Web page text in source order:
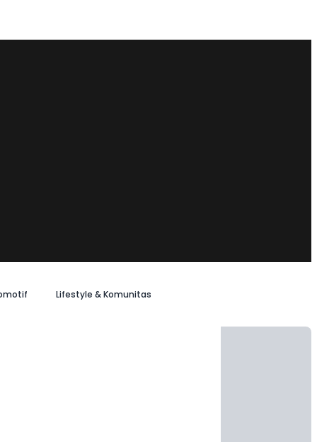
Lifestyle & Komunitas